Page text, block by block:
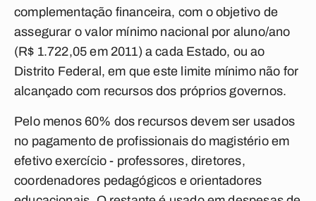
complementação financeira, com o objetivo de
assegurar o valor mínimo nacional por aluno/ano
(R$ 1.722,05 em 2011) a cada Estado, ou ao
Distrito Federal, em que este limite mínimo não for
alcançado com recursos dos próprios governos.
Pelo menos 60% dos recursos devem ser usados
no pagamento de profissionais do magistério em
efetivo exercício - professores, diretores,
coordenadores pedagógicos e orientadores